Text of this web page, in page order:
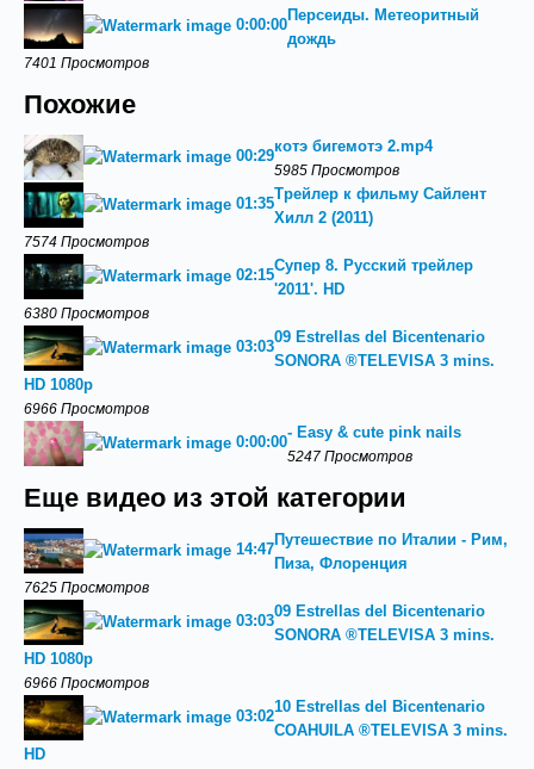
0:00:00
Персеиды. Метеоритный
дождь
7401 Просмотров
Похожие
00:29
котэ бигемотэ 2.mp4
5985 Просмотров
01:35
Трейлер к фильму Сайлент
Хилл 2 (2011)
7574 Просмотров
02:15
Супер 8. Русский трейлер
'2011'. HD
6380 Просмотров
03:03
09 Estrellas del Bicentenario
SONORA ®TELEVISA 3 mins.
HD 1080p
6966 Просмотров
0:00:00
- Easy & cute pink nails
5247 Просмотров
Еще видео из этой категории
14:47
Путешествие по Италии - Рим,
Пиза, Флоренция
7625 Просмотров
03:03
09 Estrellas del Bicentenario
SONORA ®TELEVISA 3 mins.
HD 1080p
6966 Просмотров
03:02
10 Estrellas del Bicentenario
COAHUILA ®TELEVISA 3 mins.
HD